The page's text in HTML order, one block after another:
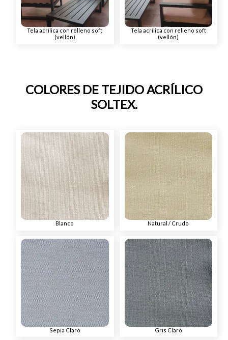
Tela acrílica con relleno soft
(vellón)
Tela acrílica con relleno soft
(vellón)
COLORES DE TEJIDO ACRÍLICO
SOLTEX.
Blanco Natural / Crudo
Sepia Claro Gris Claro